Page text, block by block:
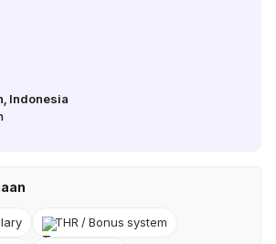
Indonesia
THR / Bonus system